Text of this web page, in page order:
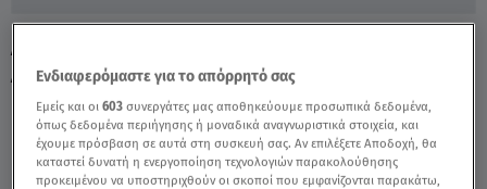
Δολοφονία Παιδοψυχιάτρου: Τι Ζητούν Τα
Αδέλφια Της 45χρονης - Video
Ενδιαφερόμαστε για το απόρρητό σας
Εμείς και οι603 συνεργάτες μας αποθηκεύουμε προσωπικά δεδομένα,
όπως δεδομένα περιήγησης ή μοναδικά αναγνωριστικά στοιχεία, και
έχουμε πρόσβαση σε αυτά στη συσκευή σας. Αν επιλέξετε Αποδοχή, θα
καταστεί δυνατή η ενεργοποίηση τεχνολογιών παρακολούθησης
προκειμένου να υποστηριχθούν οι σκοποί που εμφανίζονται παρακάτω,